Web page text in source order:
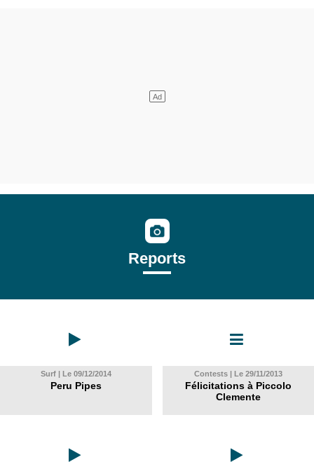
Reports
Surf | Le 09/12/2014
Peru Pipes
Contests | Le 29/11/2013
Félicitations à Piccolo
Clemente